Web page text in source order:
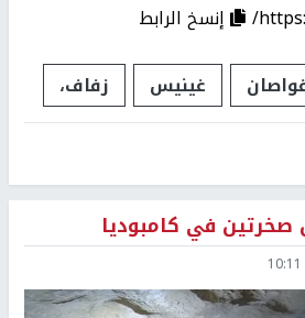
إنسخ الرابط
غينيس زفاف،
صخرتين في كامبوديا